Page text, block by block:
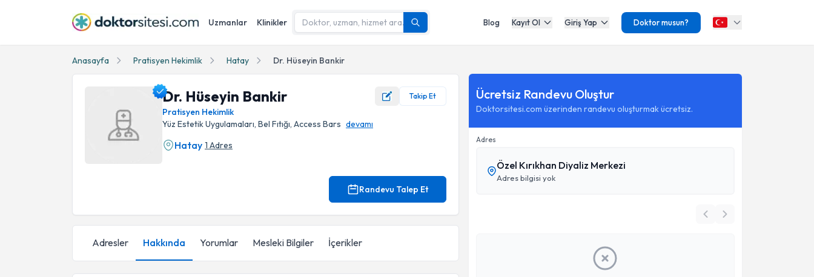
Uzmanlar Klinikler Blog Kayıt Ol Giriş Yap Doktor musun?
Anasayfa Pratisyen Hekimlik Hatay Dr. Hüseyin Bankir
Dr. Hüseyin Bankir Takip Et
Pratisyen Hekimlik
Yüz Estetik Uygulamaları, Bel Fıtığı, Access Bars devamı
Hatay 1 Adres
Randevu Talep Et
Adresler Hakkında Yorumlar Mesleki Bilgiler İçerikler
Ücretsiz Randevu Oluştur
Doktorsitesi.com üzerinden randevu oluşturmak ücretsiz.
Adres
Özel Kırıkhan Diyaliz Merkezi
Adres bilgisi yok